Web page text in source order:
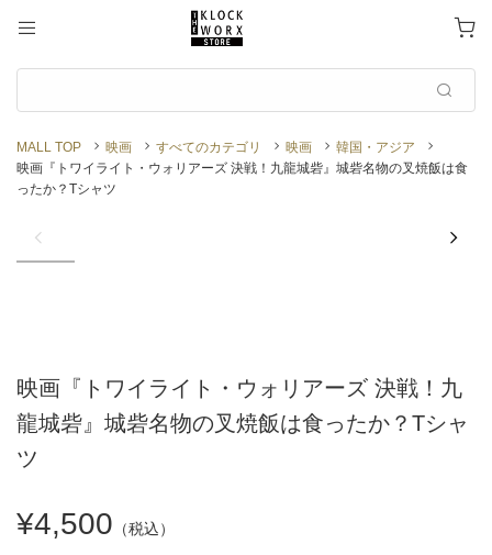
MALL TOP 映画 すべてのカテゴリ 映画
韓国・アジア
映画『トワイライト・ウォリアーズ 決戦！九龍城砦』城砦名物の叉焼飯は食
ったか？Tシャツ
映画『トワイライト・ウォリアーズ 決戦！九
龍城砦』城砦名物の叉焼飯は食ったか？Tシャ
ツ
¥4,500 （税込）